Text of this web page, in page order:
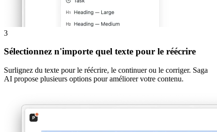
3
Sélectionnez n'importe quel texte pour le réécrire
Surlignez du texte pour le réécrire, le continuer ou le corriger. Saga
AI propose plusieurs options pour améliorer votre contenu.